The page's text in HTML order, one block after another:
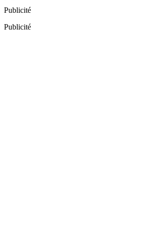
Publicité
Publicité